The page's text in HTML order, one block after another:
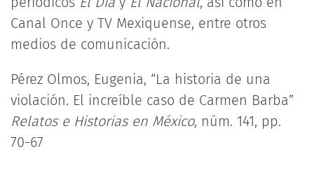
Canal Once y TV Mexiquense, entre otros
medios de comunicación.
Pérez Olmos, Eugenia, “La historia de una
violación. El increíble caso de Carmen Barba”
Relatos e Historias en México, núm. 141, pp.
70-67